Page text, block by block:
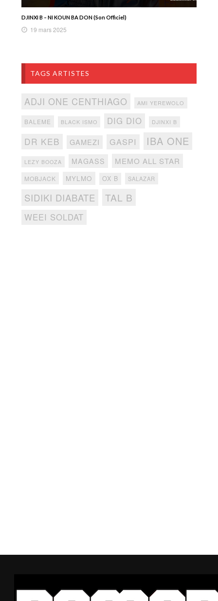
DJINXI B – NI KOUN BA DON (Son Officiel)
19 mars 2025
TAGS ARTISTES
ADJI ONE CENTHIAGO AMI YEREWOLO
BALEME BLACK ISMO DIG DIO DJINXI B
DR KEB GAMEZI GASPI IBA ONE
LEZY BOOZA MAGASS MEMO ALL STAR
MOBJACK MYLMO OX B SALAZAR
SIDIKI DIABATE TAL B
WEEI SOLDAT